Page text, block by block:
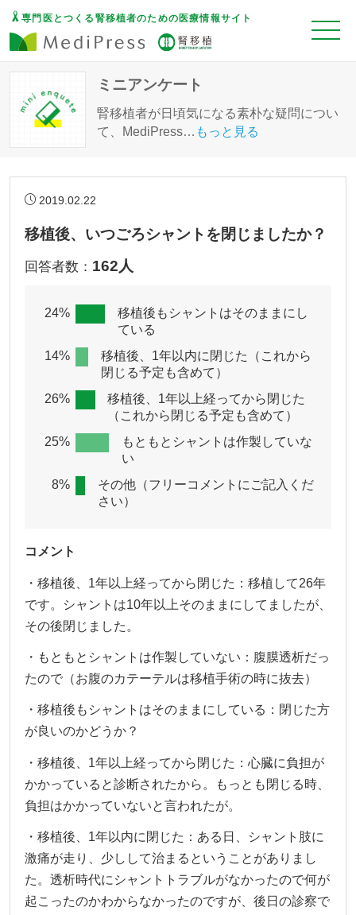
専門医とつくる腎移植者のための医療情報サイト
ミニアンケート
腎移植者が日頃気になる素朴な疑問につい
て、MediPress… もっと見る
2019.02.22
移植後、いつごろシャントを閉じましたか？
回答者数： 162人
24%
移植後もシャントはそのままにし
ている
14%
移植後、1年以内に閉じた（これから
閉じる予定も含めて）
26%
移植後、1年以上経ってから閉じた
（これから閉じる予定も含めて）
25%
もともとシャントは作製していな
い
8%
その他（フリーコメントにご記入くだ
さい）
コメント
・移植後、1年以上経ってから閉じた：移植して26年
です。シャントは10年以上そのままにしてましたが、
その後閉じました。
・もともとシャントは作製していない：腹膜透析だっ
たので（お腹のカテーテルは移植手術の時に抜去）
・移植後もシャントはそのままにしている：閉じた方
が良いのかどうか？
・移植後、1年以上経ってから閉じた：心臓に負担が
かかっていると診断されたから。もっとも閉じる時、
負担はかかっていないと言われたが。
・移植後、1年以内に閉じた：ある日、シャント肢に
激痛が走り、少しして治まるということがありまし
た。透析時代にシャントトラブルがなかったので何が
起こったのかわからなかったのですが、後日の診察で